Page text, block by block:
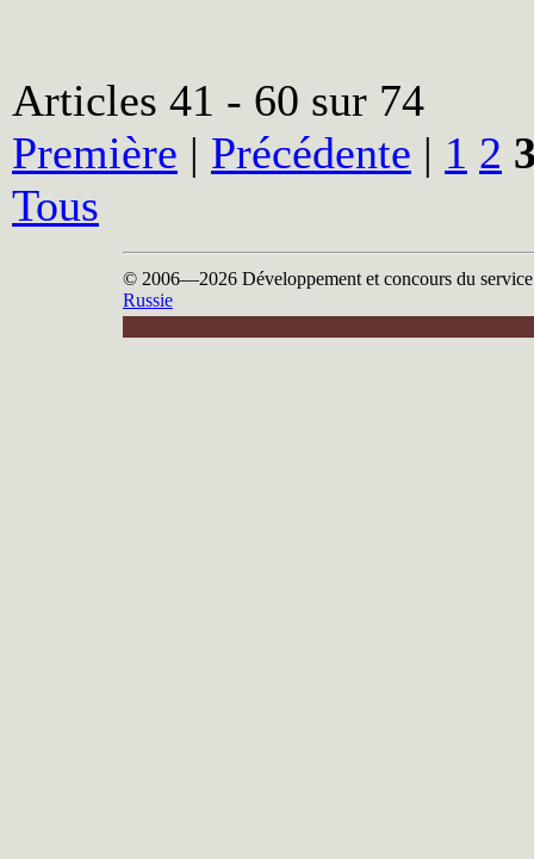
Articles 41 - 60 sur 74
Première | Précédente | 1 2
Tous
© 2006—2026 Développement et concours du
Russie